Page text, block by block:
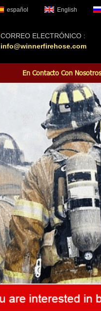
español English
CORREO ELECTRÓNICO :
info@winnerfirehose.com
En Contacto Con Nosotros